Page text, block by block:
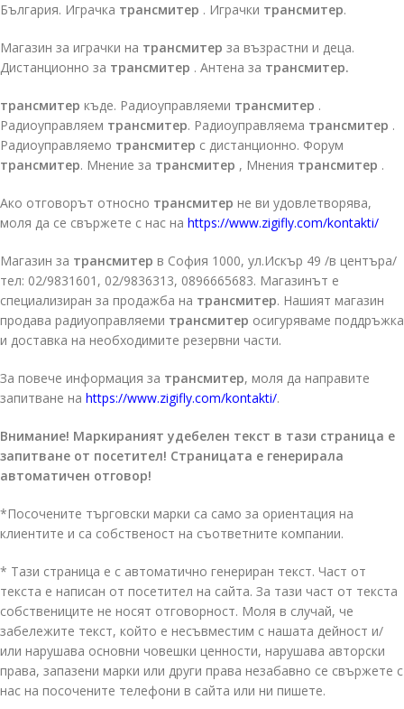
България. Играчка трансмитер . Играчки трансмитер.
Магазин за играчки на трансмитер за възрастни и деца.
Дистанционно за трансмитер . Антена за трансмитер.
трансмитер къде. Радиоуправляеми трансмитер .
Радиоуправляем трансмитер. Радиоуправляема трансмитер .
Радиоуправляемо трансмитер с дистанционно. Форум
трансмитер. Мнение за трансмитер , Мнения трансмитер .
Ако отговорът относно трансмитер не ви удовлетворява,
моля да се свържете с нас на https://www.zigifly.com/kontakti/
Магазин за трансмитер в София 1000, ул.Искър 49 /в центъра/
тел: 02/9831601, 02/9836313, 0896665683. Магазинът е
специализиран за продажба на трансмитер. Нашият магазин
продава радиуоправляеми трансмитер осигуряваме поддръжка
и доставка на необходимите резервни части.
За повече информация за трансмитер, моля да направите
запитване на https://www.zigifly.com/kontakti/.
Внимание! Маркираният удебелен текст в тази страница е
запитване от посетител! Страницата е генерирала
автоматичен отговор!
*Посочените търговски марки са само за ориентация на
клиентите и са собственост на съответните компании.
* Тази страница е с автоматично генериран текст. Част от
текста е написан от посетител на сайта. За тази част от текста
собствениците не носят отговорност. Моля в случай, че
забележите текст, който е несъвместим с нашата дейност и/
или нарушава основни човешки ценности, нарушава авторски
права, запазени марки или други права незабавно се свържете с
нас на посочените телефони в сайта или ни пишете.